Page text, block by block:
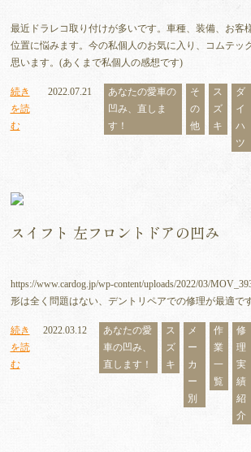
最近ドラレコ取り付けが多いです。車種、装備、お客
位置に悩みます。今の私個人のお気に入り、コムテッ
思います。(あくまで私個人の感想です)
続き
を読
む
2022.07.21
あなたの愛車の
凹み、直しま
す！
そ
の
他
ス
ズ
キ
ダ
イ
ハ
ツ
スイフト 左フロントドアの凹み
https://www.cardog.jp/wp-content/uploads/2022/03/
形は全く問題はない、デントリペアでの修理が最適で
続き
を読
む
2022.03.12
あなたの愛
車の凹み、
直します！
ス
ズ
キ
メ
ー
カ
ー
別
作
業
一
覧
修
理
実
績
紹
介